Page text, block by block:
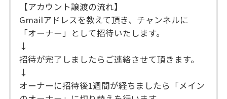
【アカウント譲渡の流れ】
Gmailアドレスを教えて頂き、チャンネルに
「オーナー」として招待いたします。
↓
招待が完了しましたらご連絡させて頂きます。
↓
オーナーに招待後1週間が経ちましたら「メイン